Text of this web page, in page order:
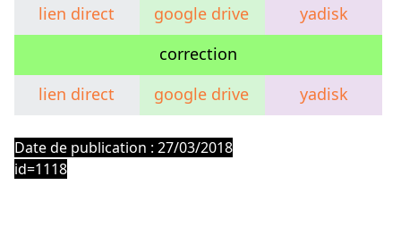
lien direct
google drive
yadisk
correction
lien direct
google drive yadisk
Date de publication : 27/03/2018
id=1118